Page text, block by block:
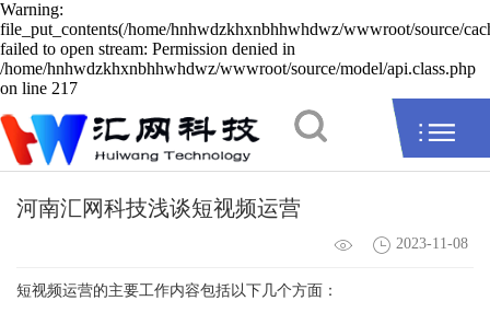
Warning:
file_put_contents(/home/hnhwdzkhxnbhhwhdwz/wwwroot/source/
failed to open stream: Permission denied in
/home/hnhwdzkhxnbhhwhdwz/wwwroot/source/model/api.class.php
on line 217
河南汇网科技浅谈短视频运营
2023-11-08
短视频运营的主要工作内容包括以下几个方面：